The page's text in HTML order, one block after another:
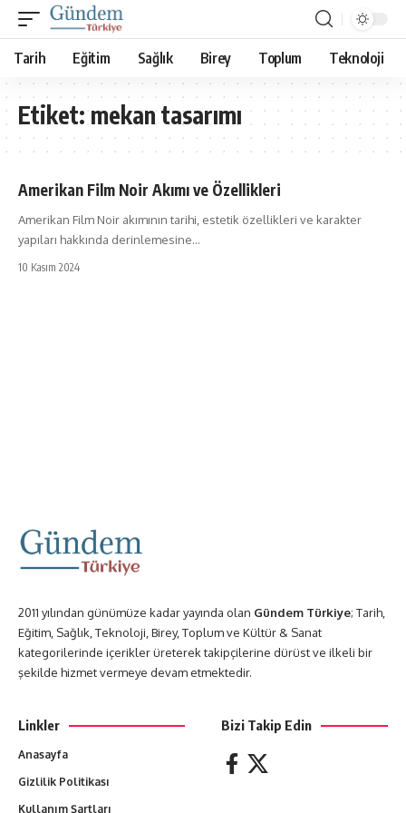
Tarih Eğitim Sağlık Birey Toplum Teknoloji
Etiket:mekan tasarımı
Amerikan Film Noir Akımı ve Özellikleri
Amerikan Film Noir akımının tarihi, estetik özellikleri ve karakter
yapıları hakkında derinlemesine…
10 Kasım 2024
2011 yılından günümüze kadar yayında olan Gündem Türkiye; Tarih,
Eğitim, Sağlık, Teknoloji, Birey, Toplum ve Kültür & Sanat
kategorilerinde içerikler üreterek takipçilerine dürüst ve ilkeli bir
şekilde hizmet vermeye devam etmektedir.
Linkler
Anasayfa
Gizlilik Politikası
Kullanım Şartları
Bizi Takip Edin